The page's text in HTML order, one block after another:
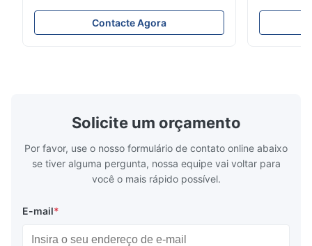
medida lustrosa de gu do grau 200 O
medidor econômico do brilho de YG60S
60° pode testar o material com brilho (0-
Contacte Agora
colorímetro
Colorímetro
Solicite um orçamento
Por favor, use o nosso formulário de contato online abaixo
se tiver alguma pergunta, nossa equipe vai voltar para
você o mais rápido possível.
E-mail*